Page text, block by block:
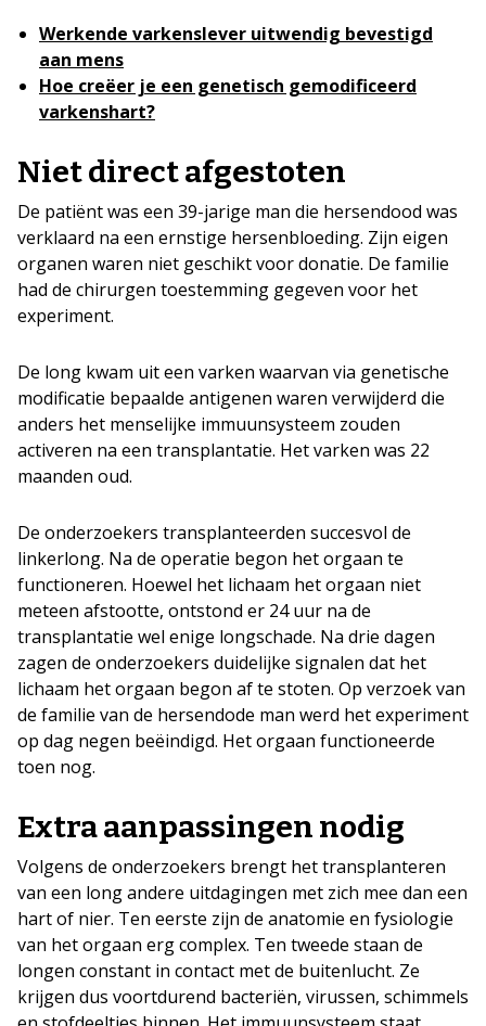
Werkende varkenslever uitwendig bevestigd
aan mens
Hoe creëer je een genetisch gemodificeerd
varkenshart?
Niet direct afgestoten
De patiënt was een 39-jarige man die hersendood was
verklaard na een ernstige hersenbloeding. Zijn eigen
organen waren niet geschikt voor donatie. De familie
had de chirurgen toestemming gegeven voor het
experiment.
De long kwam uit een varken waarvan via genetische
modificatie bepaalde antigenen waren verwijderd die
anders het menselijke immuunsysteem zouden
activeren na een transplantatie. Het varken was 22
maanden oud.
De onderzoekers transplanteerden succesvol de
linkerlong. Na de operatie begon het orgaan te
functioneren. Hoewel het lichaam het orgaan niet
meteen afstootte, ontstond er 24 uur na de
transplantatie wel enige longschade. Na drie dagen
zagen de onderzoekers duidelijke signalen dat het
lichaam het orgaan begon af te stoten. Op verzoek van
de familie van de hersendode man werd het experiment
op dag negen beëindigd. Het orgaan functioneerde
toen nog.
Extra aanpassingen nodig
Volgens de onderzoekers brengt het transplanteren
van een long andere uitdagingen met zich mee dan een
hart of nier. Ten eerste zijn de anatomie en fysiologie
van het orgaan erg complex. Ten tweede staan de
longen constant in contact met de buitenlucht. Ze
krijgen dus voortdurend bacteriën, virussen, schimmels